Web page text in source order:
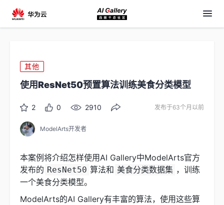
其他
使用ResNet50预置算法训练美食分类模型
2 0 2910 发布于63个月以前
ModelArts开发者
本案例将介绍怎样使用AI Gallery中ModelArts官方
发布的 ResNet50 算法和 美食分类数据集 ，训练
一个美食分类模型。
ModelArts的AI Gallery有丰富的算法，使用这些算